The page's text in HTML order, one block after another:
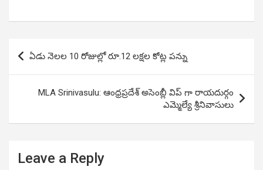
Post
navigation
ఏడు నెలల 10 రోజుల్లో రూ.12 లక్షల కోట్ల పన్ను
MLA Srinivasulu: ఆంధ్రప్రదేశ్ అసెంబ్లీ విప్ గా రాయదుర్గం
ఎమ్మెల్యే శ్రీనివాసులు
Leave a Reply